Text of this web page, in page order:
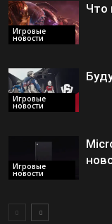
Игровые
новости
Что
Игровые
новости
Игровые
новости